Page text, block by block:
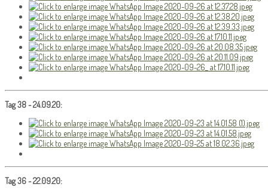
Tag 38 - 24.09.20:
Tag 36 - 22.09.20: